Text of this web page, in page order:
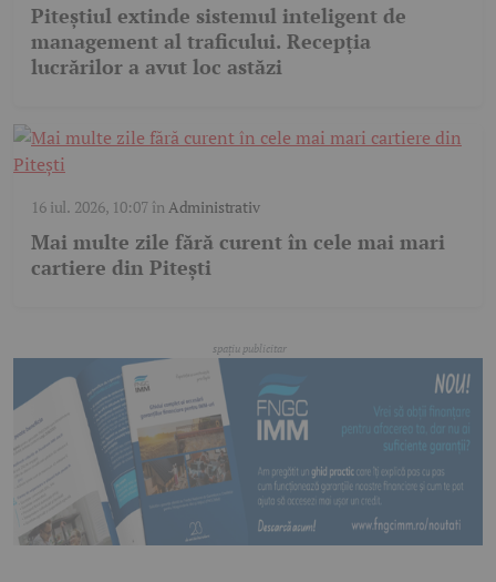
Piteștiul extinde sistemul inteligent de
management al traficului. Recepția
lucrărilor a avut loc astăzi
16 iul. 2026, 10:07în Administrativ
Mai multe zile fără curent în cele mai mari
cartiere din Pitești